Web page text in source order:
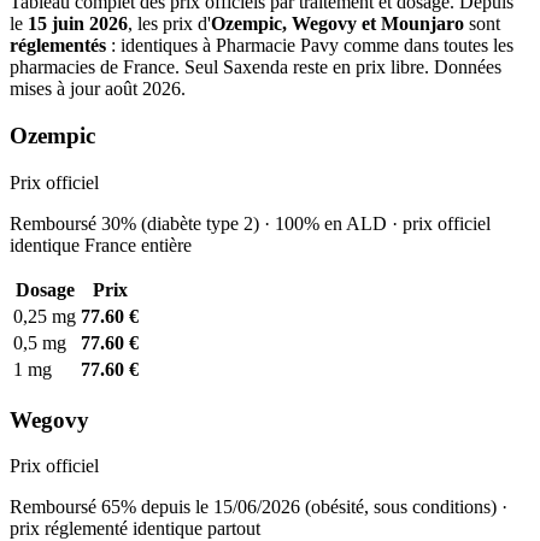
le 15 juin 2026, les prix d'Ozempic, Wegovy et Mounjaro sont
réglementés : identiques à Pharmacie Pavy comme dans toutes les
pharmacies de France. Seul Saxenda reste en prix libre. Données
mises à jour août 2026.
Ozempic
Prix officiel
Remboursé 30% (diabète type 2) · 100% en ALD · prix officiel
identique France entière
Dosage
Prix
0,25 mg 77.60 €
0,5 mg
77.60 €
1 mg
77.60 €
Wegovy
Prix officiel
Remboursé 65% depuis le 15/06/2026 (obésité, sous conditions) ·
prix réglementé identique partout